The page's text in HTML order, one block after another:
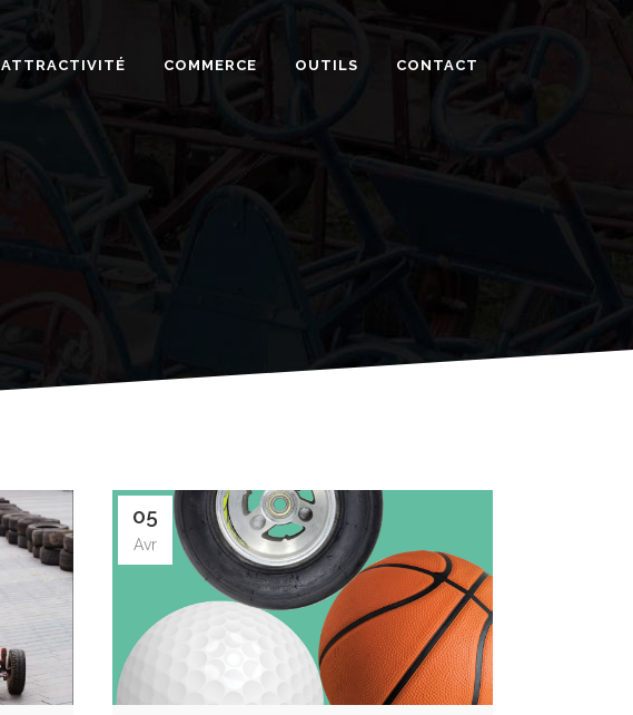
ATTRACTIVITÉ COMMERCE OUTILS CONTACT
05
Avr